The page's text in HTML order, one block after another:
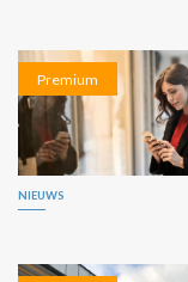
Premium
NIEUWS